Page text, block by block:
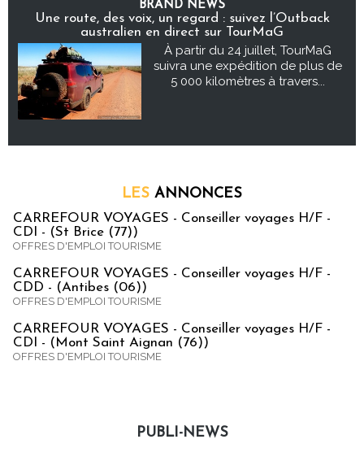
BRAND NEWS
Une route, des voix, un regard : suivez l’Outback
australien en direct sur TourMaG
À partir du 24 juillet, TourMaG
suivra une expédition de plus de
5 000 kilomètres à travers...
LES ANNONCES
CARREFOUR VOYAGES - Conseiller voyages H/F -
CDI - (St Brice (77))
OFFRES D'EMPLOI TOURISME
CARREFOUR VOYAGES - Conseiller voyages H/F -
CDD - (Antibes (06))
OFFRES D'EMPLOI TOURISME
CARREFOUR VOYAGES - Conseiller voyages H/F -
CDI - (Mont Saint Aignan (76))
OFFRES D'EMPLOI TOURISME
PUBLI-NEWS